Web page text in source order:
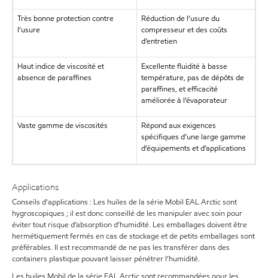
Très bonne protection contre
l’usure
Réduction de l’usure du
compresseur et des coûts
d’entretien
Haut indice de viscosité et
absence de paraffines
Excellente fluidité à basse
température, pas de dépôts de
paraffines, et efficacité
améliorée à l’évaporateur
Vaste gamme de viscosités
Répond aux exigences
spécifiques d’une large gamme
d’équipements et d’applications
Applications
Conseils d'applications : Les huiles de la série Mobil EAL Arctic sont
hygroscopiques ; il est donc conseillé de les manipuler avec soin pour
éviter tout risque d’absorption d’humidité. Les emballages doivent être
hermétiquement fermés en cas de stockage et de petits emballages sont
préférables. Il est recommandé de ne pas les transférer dans des
containers plastique pouvant laisser pénétrer l’humidité.